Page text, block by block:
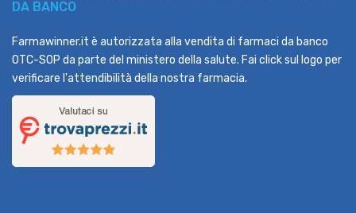
DA BANCO
Farmawinner.it è autorizzata alla vendita di farmaci da banco
OTC-SOP da parte del ministero della salute. Fai click sul logo per
verificare l'attendibilità della nostra farmacia.